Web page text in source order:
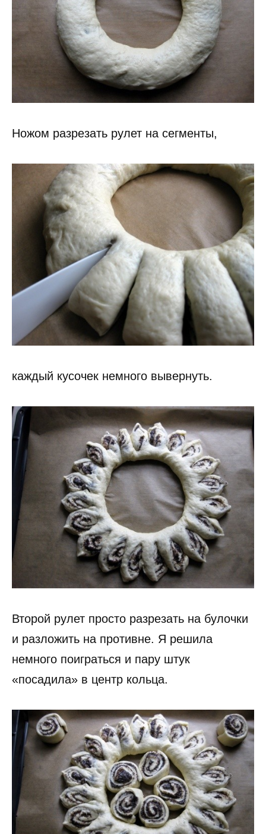
Ножом разрезать рулет на сегменты,
каждый кусочек немного вывернуть.
Второй рулет просто разрезать на булочки
и разложить на противне. Я решила
немного поиграться и пару штук
«посадила» в центр кольца.